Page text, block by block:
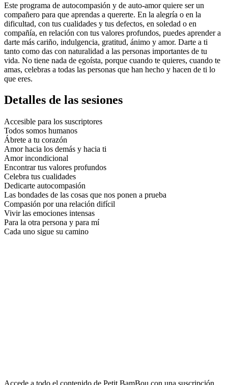
Este programa de autocompasión y de auto-amor quiere ser un
compañero para que aprendas a quererte. En la alegría o en la
dificultad, con tus cualidades y tus defectos, en soledad o en
compañía, en relación con tus valores profundos, puedes aprender a
darte más cariño, indulgencia, gratitud, ánimo y amor. Darte a ti
tanto como das con naturalidad a las personas importantes de tu
vida. No tiene nada de egoísta, porque cuando te quieres, cuando te
amas, celebras a todas las personas que han hecho y hacen de ti lo
que eres.
Detalles de las sesiones
Accesible para los suscriptores
Todos somos humanos
Ábrete a tu corazón
Amor hacia los demás y hacia ti
Amor incondicional
Encontrar tus valores profundos
Celebra tus cualidades
Dedicarte autocompasión
Las bondades de las cosas que nos ponen a prueba
Compasión por una relación difícil
Vivir las emociones intensas
Para la otra persona y para mí
Cada uno sigue su camino
Accede a todo el contenido de Petit BamBou con una suscripción